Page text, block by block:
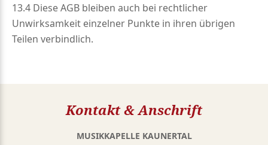
13.4 Diese AGB bleiben auch bei rechtlicher
Unwirksamkeit einzelner Punkte in ihren übrigen
Teilen verbindlich.
Kontakt & Anschrift
MUSIKKAPELLE KAUNERTAL